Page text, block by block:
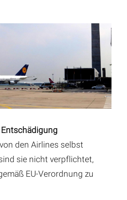
den Airlines selbst
sie nicht verpflichtet,
EU-Verordnung zu